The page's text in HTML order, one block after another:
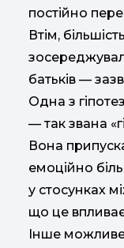
постійно
Втім,
батьків —
Одна з
— так звана
Вона
емоційно
у стосунках
що це
Інше